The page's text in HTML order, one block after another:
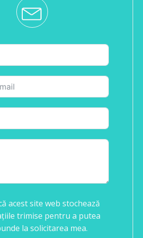
acest site web stochează
trimise pentru a putea
la solicitarea mea.